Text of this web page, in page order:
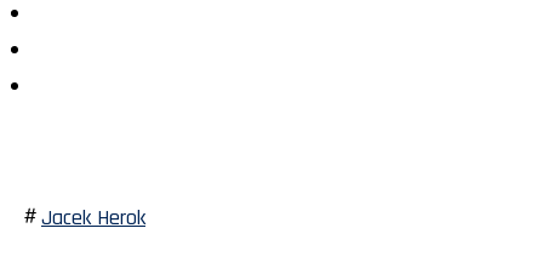
Jacek Herok